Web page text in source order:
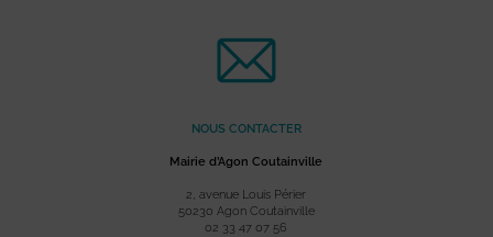
NOUS CONTACTER
Mairie d’Agon Coutainville
2, avenue Louis Périer
50230 Agon Coutainville
02 33 47 07 56